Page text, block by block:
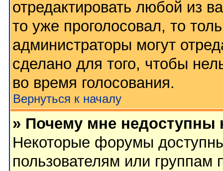
отредактировать любой из
то уже проголосовал, то
администраторы могут
сделано для того, чтобы
во время голосования.
Вернуться к началу
» Почему мне
Некоторые форумы
пользователям или группам